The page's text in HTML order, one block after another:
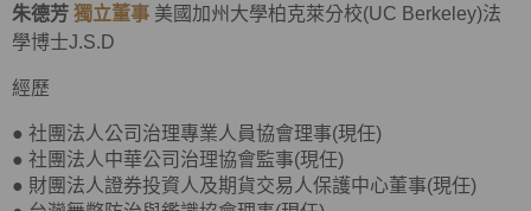
朱德芳 獨立董事 美國加州大學柏克萊分校(UC Berkeley)法
學博士J.S.D
經歷
● 社團法人公司治理專業人員協會理事(現任)
● 社團法人中華公司治理協會監事(現任)
● 財團法人證券投資人及期貨交易人保護中心董事(現任)